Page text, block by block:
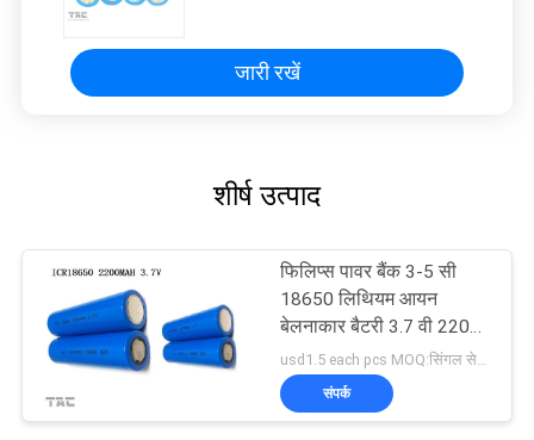
जारी रखें
शीर्ष उत्पाद
फिलिप्स पावर बैंक 3-5 सी
18650 लिथियम आयन
बेलनाकार बैटरी 3.7 वी 2200
एमएएच
संपर्क